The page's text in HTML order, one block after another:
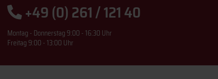
+49 (0) 261 / 121 40
Montag - Donnerstag 9:00 - 16:30 Uhr
Freitag 9:00 - 13:00 Uhr